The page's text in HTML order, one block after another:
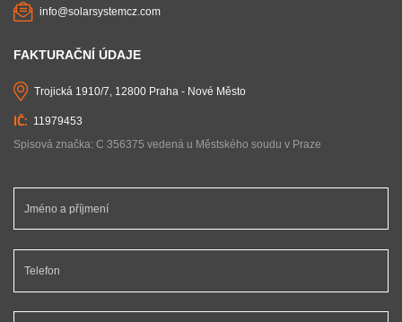
info@solarsystemcz.com
FAKTURAČNÍ ÚDAJE
Trojická 1910/7, 12800 Praha - Nové Město
11979453
Spisová značka: C 356375 vedená u Městského soudu v Praze
Jméno a příjmení *
Telefon *